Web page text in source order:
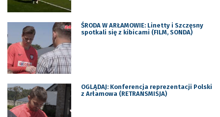
ŚRODA W ARŁAMOWIE: Linetty i Szczęsny
spotkali się z kibicami (FILM, SONDA)
OGLĄDAJ: Konferencja reprezentacji Polski
z Arłamowa (RETRANSMISJA)